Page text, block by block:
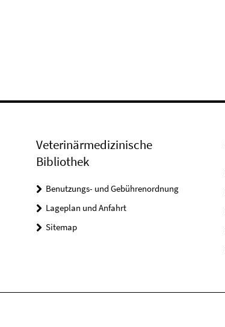
Veterinärmedizinische
Bibliothek
Benutzungs- und Gebührenordnung
Lageplan und Anfahrt
Sitemap